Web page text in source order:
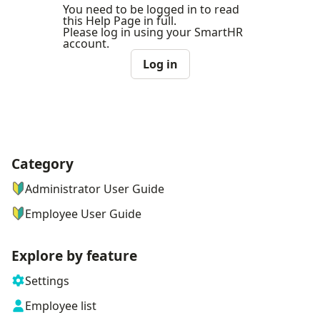
You need to be logged in to read
this Help Page in full.
Please log in using your SmartHR
account.
Log in
ナビゲーションメニュー
Category
Administrator User Guide
Employee User Guide
Explore by feature
Settings
Employee list